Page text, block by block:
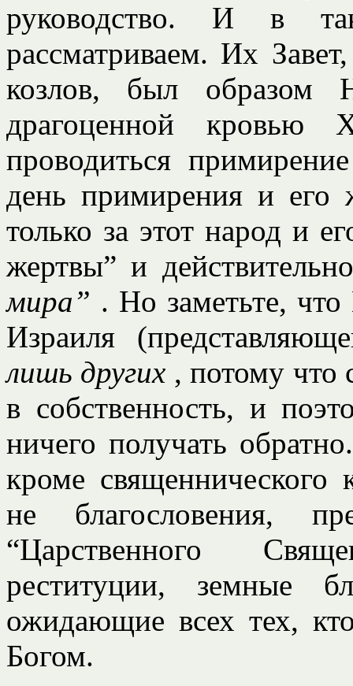
руководство. И в
рассматриваем. Их
козлов, был образом
драгоценной кровью
проводиться
день примирения и его
только за этот народ и
жертвы” и
мира” . Но заметьте,
Израиля
лишь других , потому что
в собственность, и
ничего получать
кроме священнического
не благословения,
“Царственного
реституции, земные
ожидающие всех тех,
Богом.